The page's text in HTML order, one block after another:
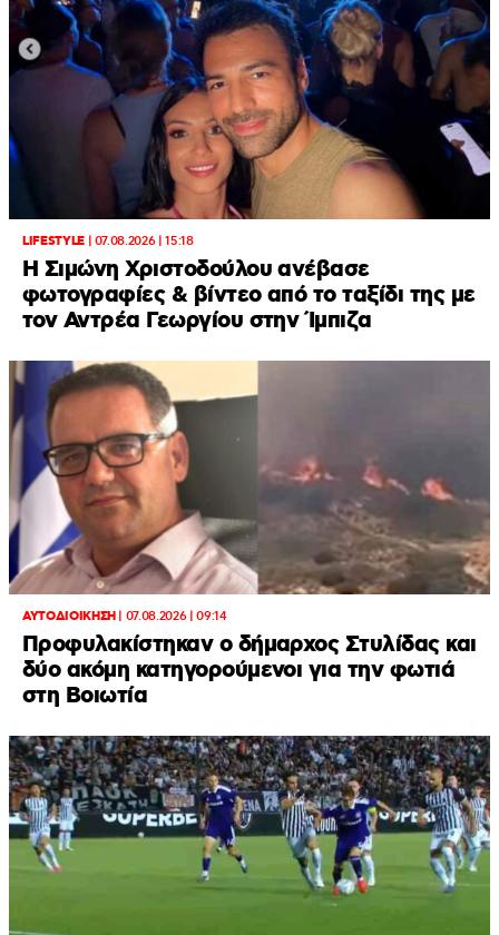
LIFESTYLE| 07.08.2026 | 15:18
Η Σιμώνη Χριστοδούλου ανέβασε
φωτογραφίες & βίντεο από το ταξίδι της με
τον Αντρέα Γεωργίου στην Ίμπιζα
ΑΥΤΟΔΙΟΙΚΗΣΗ| 07.08.2026 | 09:14
Προφυλακίστηκαν ο δήμαρχος Στυλίδας και
δύο ακόμη κατηγορούμενοι για την φωτιά
στη Βοιωτία